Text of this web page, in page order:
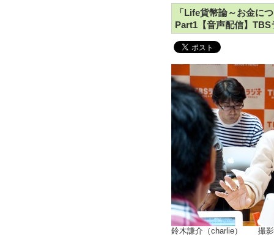
「Life貨幣論～お金に
Part1【音声配信】
鈴木謙介（charlie） 撮影